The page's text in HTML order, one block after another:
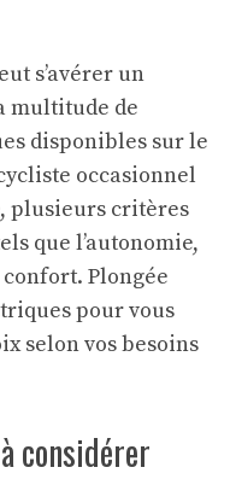
s’avérer un
multitude de
disponibles sur le
occasionnel
plusieurs critères
que l’autonomie,
Plongée
pour vous
selon vos besoins
considérer